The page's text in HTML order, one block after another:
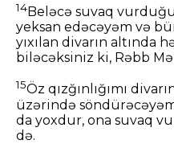
14Beləcə suvaq
yeksan edəcəyəm və
yıxılan divarın altında
biləcəksiniz ki, Rəbb
15Öz qızğınlığımı
üzərində
da yoxdur, ona suvaq
də.